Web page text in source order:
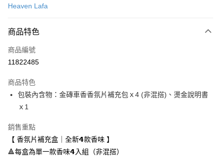
Apple Pay
街口支付
Google Pay
全盈+PAY
大哥付你分期
相關說明
1.本服務由台灣大哥大提供，台灣大哥大用戶可立即使用無須另外申請。
AFTEE先享後付
Heaven Lafa
商品特色
商品編號
11822485
商品特色
包裝內含物：金磚車香香氛片補充包ｘ4 (非混搭)、燙金說明書
ｘ1
銷售重點
【 香氛片補充盒｜全新𝟰款香味 】
🔺每盒為單一款香味𝟰入組（非混搭）